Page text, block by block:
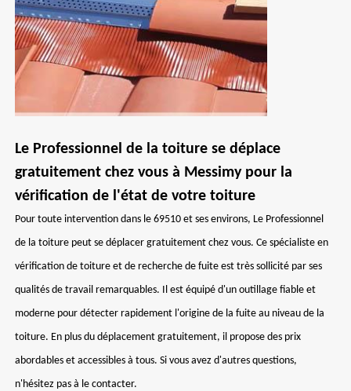
Le Professionnel de la toiture se déplace
gratuitement chez vous à Messimy pour la
vérification de l'état de votre toiture
Pour toute intervention dans le 69510 et ses environs, Le Professionnel
de la toiture peut se déplacer gratuitement chez vous. Ce spécialiste en
vérification de toiture et de recherche de fuite est très sollicité par ses
qualités de travail remarquables. Il est équipé d'un outillage fiable et
moderne pour détecter rapidement l'origine de la fuite au niveau de la
toiture. En plus du déplacement gratuitement, il propose des prix
abordables et accessibles à tous. Si vous avez d'autres questions,
n'hésitez pas à le contacter.